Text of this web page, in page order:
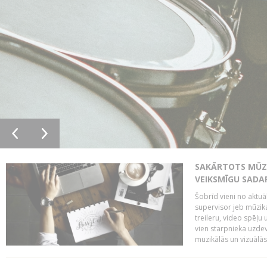
SAKĀRTOTS
VEIKSMĪGU
Šobrīd vieni no
supervisor jeb
treileru, video spēļu
vien starpnieka
muzikālās un